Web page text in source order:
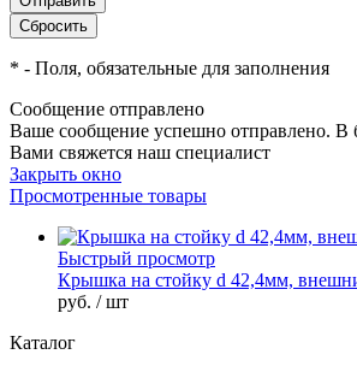
* - Поля, обязательные для заполнения
Сообщение отправлено
Ваше сообщение успешно отправлено. В
Вами свяжется наш специалист
Закрыть окно
Просмотренные товары
Быстрый просмотр
Крышка на стойку d 42,4мм,
руб. / шт
Каталог